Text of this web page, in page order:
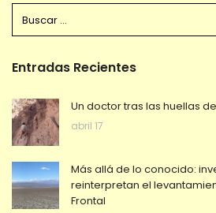
Entradas Recientes
Un doctor tras las huellas
abril 17
Más allá de lo conocido:
reinterpretan el
Frontal